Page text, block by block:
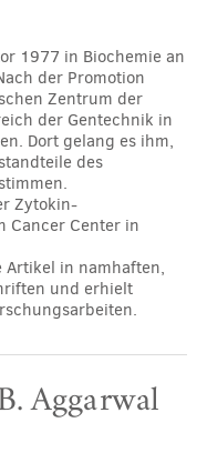
1977 in Biochemie an
der Promotion
Zentrum der
der Gentechnik in
Dort gelang es ihm,
des
Zytokin-
Cancer Center in
Artikel in namhaften,
und erhielt
Aggarwal